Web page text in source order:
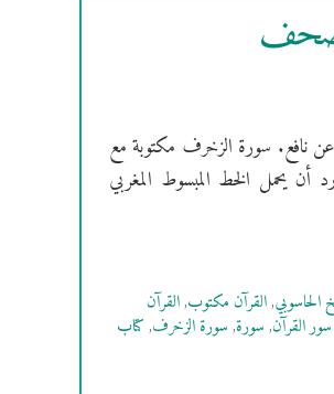
مكية | ترتيبها: 43 | عدد آياتها: 89 | رواية ورش عن نافع. سورة الزخرف مكتوبة مع
أن يحمل الخط المبسوط المغربي
الحاسوبي,القرآن مكتوب,القرآن
سور القرآن,سورة,سورة الزخرف,كتاب